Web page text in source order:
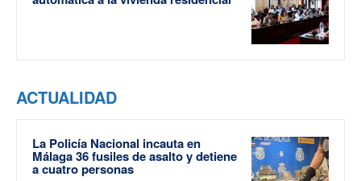
ACTUALIDAD
La Policía Nacional incauta en
Málaga 36 fusiles de asalto y detiene
a cuatro personas